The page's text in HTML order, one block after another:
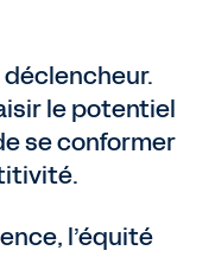
le potentiel
se conformer
l’équité